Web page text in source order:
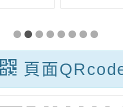
包－
版」
的永
記-徵
一案(
頁面